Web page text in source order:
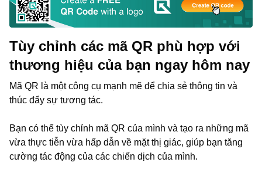
Tùy chỉnh các mã QR phù hợp với
thương hiệu của bạn ngay hôm nay
Mã QR là một công cụ mạnh mẽ để chia sẻ thông tin và
thúc đẩy sự tương tác.
Bạn có thể tùy chỉnh mã QR của mình và tạo ra những mã
vừa thực tiễn vừa hấp dẫn về mặt thị giác, giúp bạn tăng
cường tác động của các chiến dịch của mình.